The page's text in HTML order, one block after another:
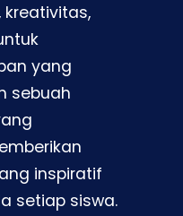
yang
sebuah
inspiratif
setiap siswa.